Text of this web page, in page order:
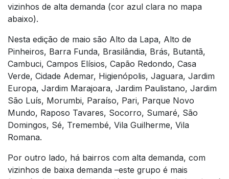
vizinhos de alta demanda (cor azul clara no mapa
abaixo).
Nesta edição de maio são Alto da Lapa, Alto de
Pinheiros, Barra Funda, Brasilândia, Brás, Butantã,
Cambuci, Campos Elísios, Capão Redondo, Casa
Verde, Cidade Ademar, Higienópolis, Jaguara, Jardim
Europa, Jardim Marajoara, Jardim Paulistano, Jardim
São Luís, Morumbi, Paraíso, Pari, Parque Novo
Mundo, Raposo Tavares, Socorro, Sumaré, São
Domingos, Sé, Tremembé, Vila Guilherme, Vila
Romana.
Por outro lado, há bairros com alta demanda, com
vizinhos de baixa demanda –este grupo é mais